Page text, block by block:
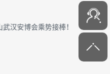
汉安博会乘势接棒！
6000-45